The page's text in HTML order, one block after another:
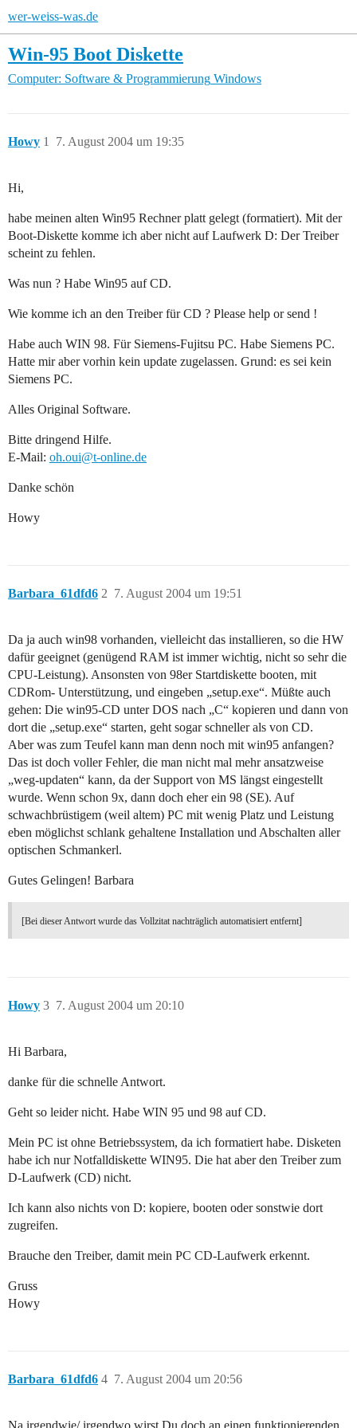
wer-weiss-was.de
Win-95 Boot Diskette
Computer: Software & Programmierung Windows
Howy 7. August 2004 um 19:35
1
Hi,
habe meinen alten Win95 Rechner platt gelegt (formatiert). Mit der
Boot-Diskette komme ich aber nicht auf Laufwerk D: Der Treiber
scheint zu fehlen.
Was nun ? Habe Win95 auf CD.
Wie komme ich an den Treiber für CD ? Please help or send !
Habe auch WIN 98. Für Siemens-Fujitsu PC. Habe Siemens PC.
Hatte mir aber vorhin kein update zugelassen. Grund: es sei kein
Siemens PC.
Alles Original Software.
Bitte dringend Hilfe.
E-Mail: oh.oui@t-online.de
Danke schön
Howy
Barbara_61dfd6 7. August 2004 um 19:51
2
Da ja auch win98 vorhanden, vielleicht das installieren, so die HW
dafür geeignet (genügend RAM ist immer wichtig, nicht so sehr die
CPU-Leistung). Ansonsten von 98er Startdiskette booten, mit
CDRom- Unterstützung, und eingeben „setup.exe“. Müßte auch
gehen: Die win95-CD unter DOS nach „C“ kopieren und dann von
dort die „setup.exe“ starten, geht sogar schneller als von CD.
Aber was zum Teufel kann man denn noch mit win95 anfangen?
Das ist doch voller Fehler, die man nicht mal mehr ansatzweise
„weg-updaten“ kann, da der Support von MS längst eingestellt
wurde. Wenn schon 9x, dann doch eher ein 98 (SE). Auf
schwachbrüstigem (weil altem) PC mit wenig Platz und Leistung
eben möglichst schlank gehaltene Installation und Abschalten aller
optischen Schmankerl.
Gutes Gelingen! Barbara
[Bei dieser Antwort wurde das Vollzitat nachträglich automatisiert entfernt]
Howy 7. August 2004 um 20:10
3
Hi Barbara,
danke für die schnelle Antwort.
Geht so leider nicht. Habe WIN 95 und 98 auf CD.
Mein PC ist ohne Betriebssystem, da ich formatiert habe. Disketen
habe ich nur Notfalldiskette WIN95. Die hat aber den Treiber zum
D-Laufwerk (CD) nicht.
Ich kann also nichts von D: kopiere, booten oder sonstwie dort
zugreifen.
Brauche den Treiber, damit mein PC CD-Laufwerk erkennt.
Gruss
Howy
Barbara_61dfd6 7. August 2004 um 20:56
4
Na irgendwie/ irgendwo wirst Du doch an einen funktionierenden